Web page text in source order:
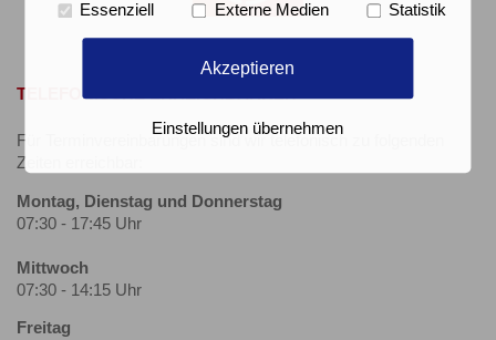
TELEFONISCHE ERREICHBARKEIT
Für Terminvereinbarungen sind wir telefonisch zu folgenden
Zeiten erreichbar:
Montag, Dienstag und Donnerstag
07:30 - 17:45 Uhr
Mittwoch
07:30 - 14:15 Uhr
Freitag
Essenziell Externe Medien Statistik
Akzeptieren
Einstellungen übernehmen